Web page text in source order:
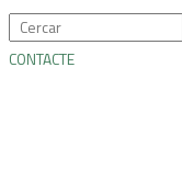
CONTACTE